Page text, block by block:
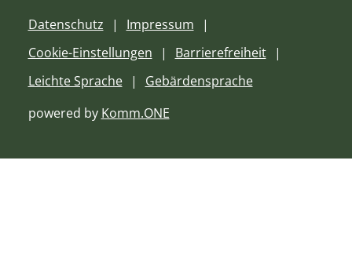
Datenschutz
Impressum
Cookie-Einstellungen
Barrierefreiheit
Leichte Sprache
Gebärdensprache
powered by Komm.ONE